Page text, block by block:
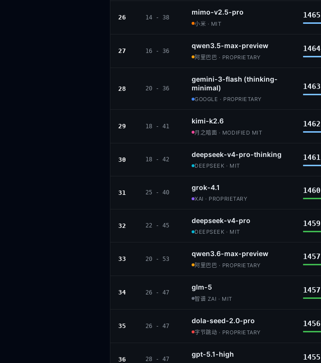
26 14 - 38
mimo-v2.5-pro
小米 · MIT
1465
27 16 - 36
qwen3.5-max-preview
阿里巴巴 · PROPRIETARY
1464
28 20 - 36
gemini-3-flash (thinking-
minimal)
GOOGLE · PROPRIETARY
1463
29 18 - 41
kimi-k2.6
月之暗面 · MODIFIED MIT
1462
30 18 - 42
deepseek-v4-pro-thinking
DEEPSEEK · MIT
1461
31 25 - 40
grok-4.1
XAI · PROPRIETARY
1460
32 22 - 45
deepseek-v4-pro
DEEPSEEK · MIT
1459
33 20 - 53
qwen3.6-max-preview
阿里巴巴 · PROPRIETARY
1457
34 26 - 47
glm-5
智谱 ZAI · MIT
1457
35 26 - 47
dola-seed-2.0-pro
字节跳动 · PROPRIETARY
1456
36 28 - 47
gpt-5.1-high 1455